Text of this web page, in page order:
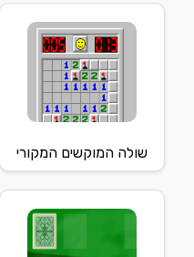
שולה המוקשים המקורי